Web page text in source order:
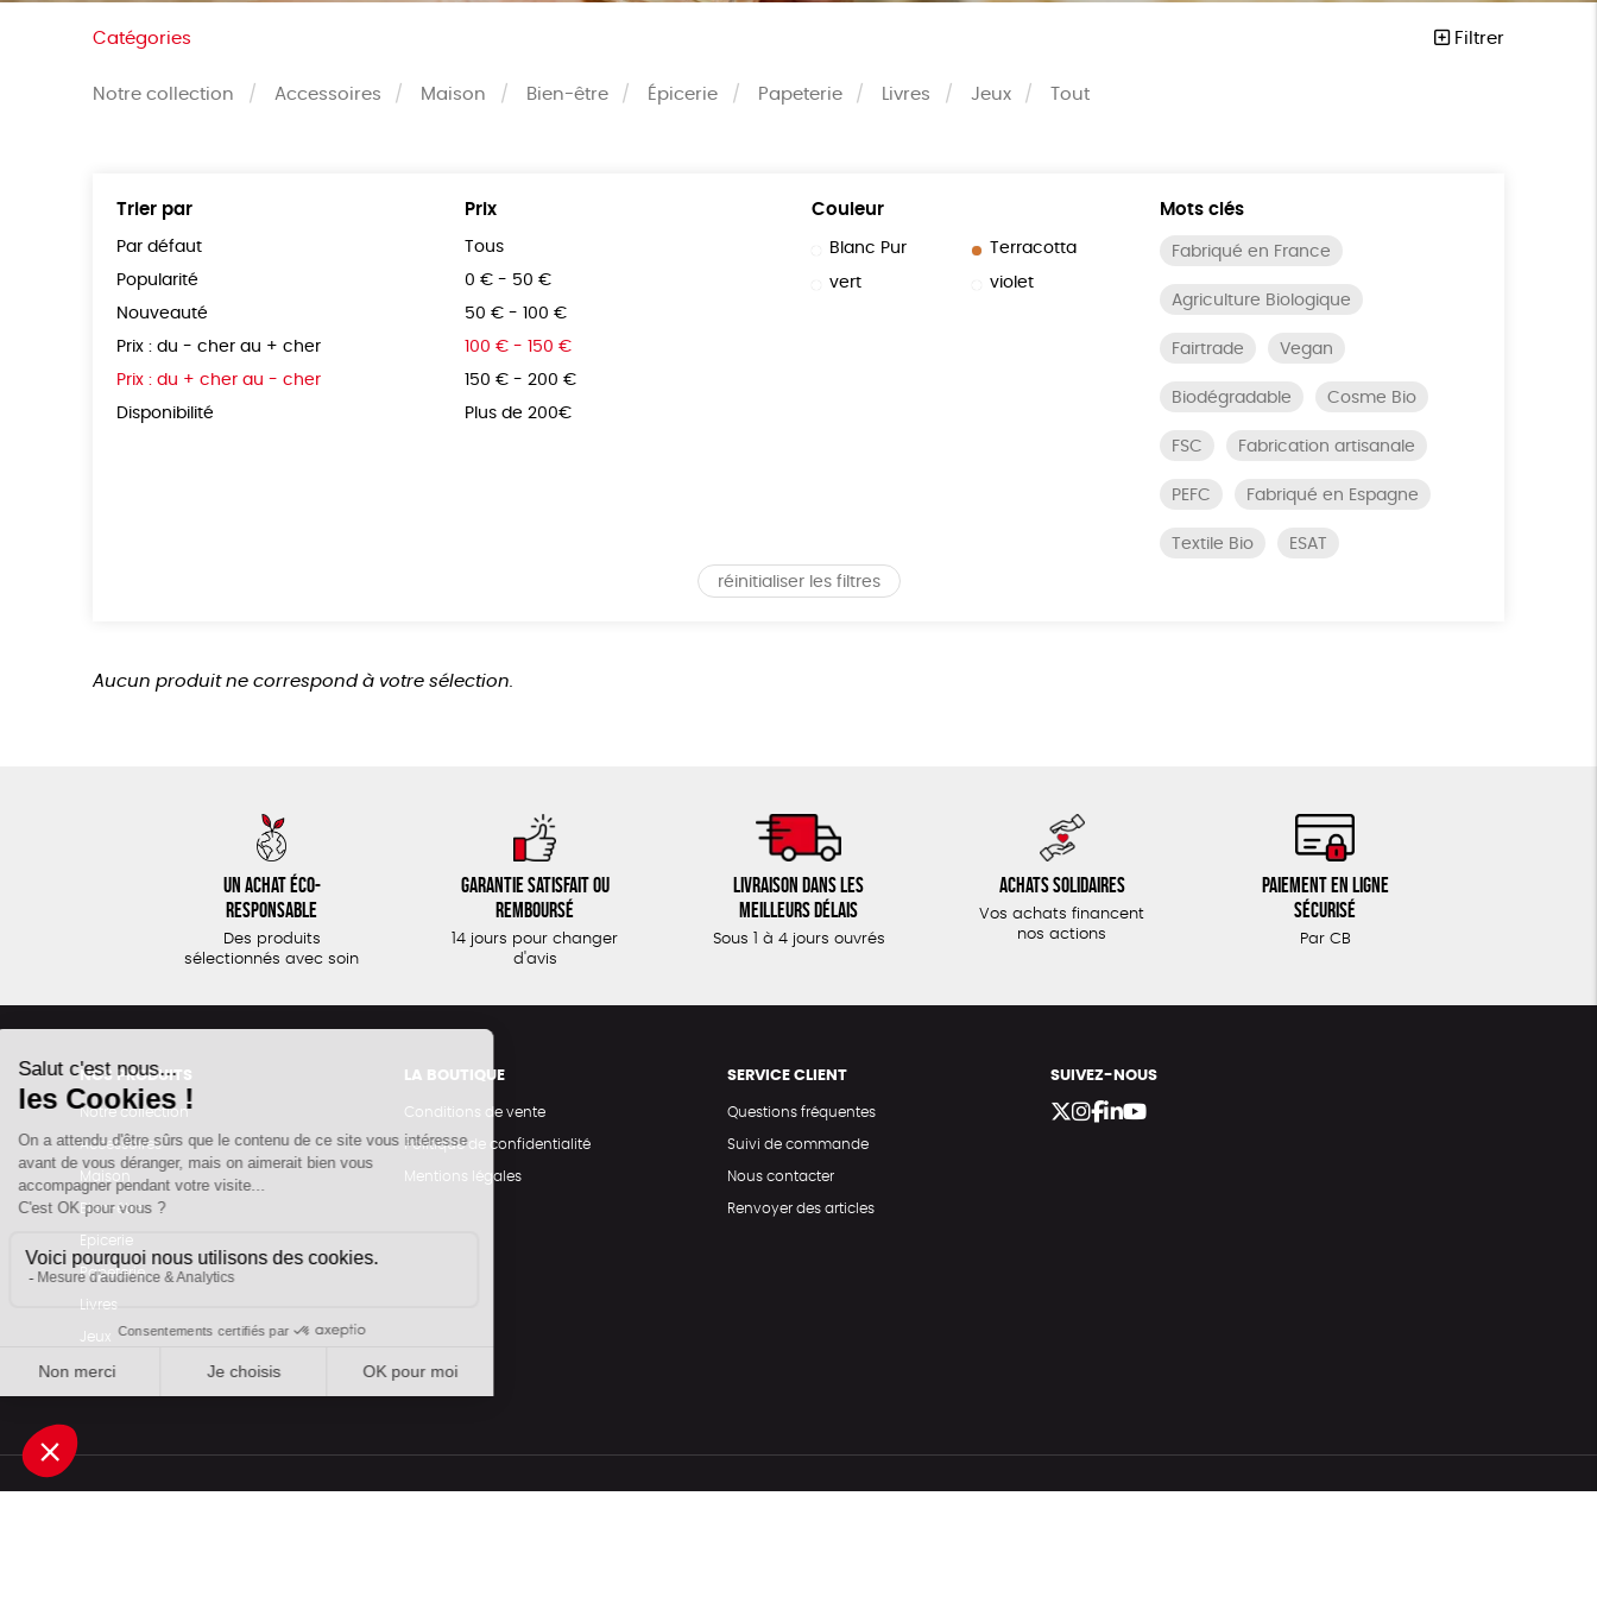
Catégories Filtrer
Notre collection Accessoires Maison Bien-être Épicerie Papeterie Livres Jeux Tout
Trier par
Par défaut
Popularité
Nouveauté
Prix : du - cher au + cher
Prix : du + cher au - cher
Disponibilité
Prix
Tous
0 € - 50 €
50 € - 100 €
100 € - 150 €
150 € - 200 €
Plus de 200€
Couleur
Blanc Pur Terracotta
vert violet
Mots clés
Fabriqué en France
Agriculture Biologique
Fairtrade Vegan
Biodégradable Cosme Bio
FSC Fabrication artisanale
PEFC Fabriqué en Espagne
Textile Bio ESAT
réinitialiser les filtres
Aucun produit ne correspond à votre sélection.
Un achat éco-
responsable
Des produits
sélectionnés avec soin
Garantie satisfait ou
remboursé
14 jours pour changer
d'avis
Livraison dans les
meilleurs délais
Sous 1 à 4 jours ouvrés
Achats solidaires
Vos achats financent
nos actions
Paiement en ligne
sécurisé
Par CB
NOS PRODUITS
Notre collection
Accessoires
Maison
Bien-être
Epicerie
Papeterie
Livres
Jeux
LA BOUTIQUE
Conditions de vente
Politique de confidentialité
Mentions légales
SERVICE CLIENT
Questions fréquentes
Suivi de commande
Nous contacter
Renvoyer des articles
SUIVEZ-NOUS